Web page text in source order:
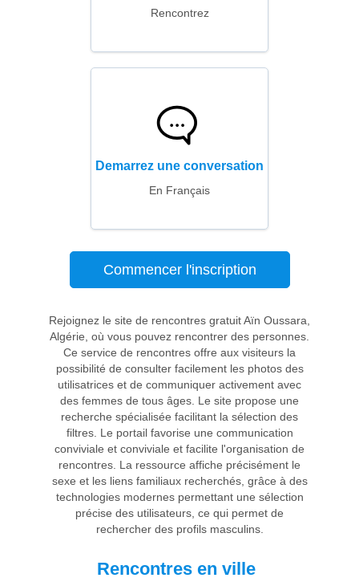
Rencontrez
Demarrez une conversation
En Français
Commencer l'inscription
Rejoignez le site de rencontres gratuit Aïn Oussara,
Algérie, où vous pouvez rencontrer des personnes.
Ce service de rencontres offre aux visiteurs la
possibilité de consulter facilement les photos des
utilisatrices et de communiquer activement avec
des femmes de tous âges. Le site propose une
recherche spécialisée facilitant la sélection des
filtres. Le portail favorise une communication
conviviale et conviviale et facilite l'organisation de
rencontres. La ressource affiche précisément le
sexe et les liens familiaux recherchés, grâce à des
technologies modernes permettant une sélection
précise des utilisateurs, ce qui permet de
rechercher des profils masculins.
Rencontres en ville